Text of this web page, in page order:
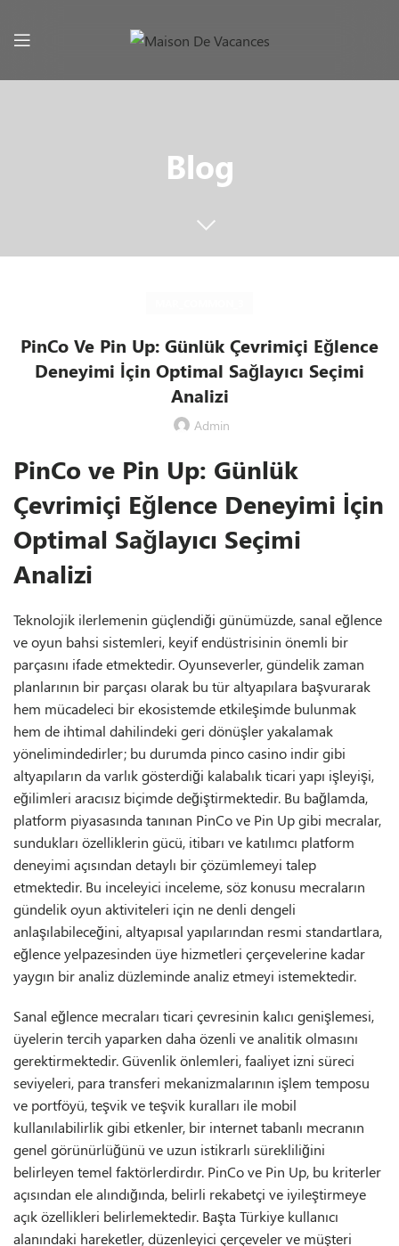
Blog
PinCo Ve Pin Up: Günlük Çevrimiçi Eğlence
Deneyimi İçin Optimal Sağlayıcı Seçimi
Analizi
Admin
PinCo ve Pin Up: Günlük
Çevrimiçi Eğlence Deneyimi İçin
Optimal Sağlayıcı Seçimi
Analizi
Teknolojik ilerlemenin güçlendiği günümüzde, sanal eğlence
ve oyun bahsi sistemleri, keyif endüstrisinin önemli bir
parçasını ifade etmektedir. Oyunseverler, gündelik zaman
planlarının bir parçası olarak bu tür altyapılara başvurarak
hem mücadeleci bir ekosistemde etkileşimde bulunmak
hem de ihtimal dahilindeki geri dönüşler yakalamak
yönelimindedirler; bu durumda pinco casino indirgibi
altyapıların da varlık gösterdiği kalabalık ticari yapı işleyişi,
eğilimleri aracısız biçimde değiştirmektedir. Bu bağlamda,
platform piyasasında tanınan PinCo ve Pin Up gibi mecralar,
sundukları özelliklerin gücü, itibarı ve katılımcı platform
deneyimi açısından detaylı bir çözümlemeyi talep
etmektedir. Bu inceleyici inceleme, söz konusu mecraların
gündelik oyun aktiviteleri için ne denli dengeli
anlaşılabileceğini, altyapısal yapılarından resmi standartlara,
eğlence yelpazesinden üye hizmetleri çerçevelerine kadar
yaygın bir analiz düzleminde analiz etmeyi istemektedir.
Sanal eğlence mecraları ticari çevresinin kalıcı genişlemesi,
üyelerin tercih yaparken daha özenli ve analitik olmasını
gerektirmektedir. Güvenlik önlemleri, faaliyet izni süreci
seviyeleri, para transferi mekanizmalarının işlem temposu
ve portföyü, teşvik ve teşvik kuralları ile mobil
kullanılabilirlik gibi etkenler, bir internet tabanlı mecranın
genel görünürlüğünü ve uzun istikrarlı sürekliliğini
belirleyen temel faktörlerdirdır. PinCo ve Pin Up, bu kriterler
açısından ele alındığında, belirli rekabetçi ve iyileştirmeye
açık özellikleri belirlemektedir. Başta Türkiye kullanıcı
alanındaki hareketler, düzenleyici çerçeveler ve müşteri